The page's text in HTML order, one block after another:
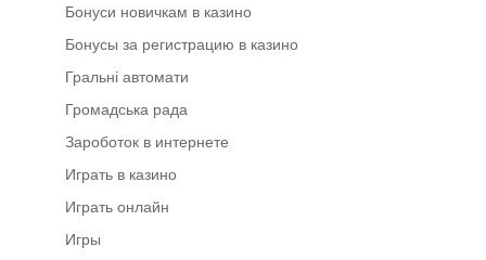
Бонуси новичкам в казино
Бонусы за регистрацию в казино
Гральні автомати
Громадська рада
Зароботок в интернете
Играть в казино
Играть онлайн
Игры